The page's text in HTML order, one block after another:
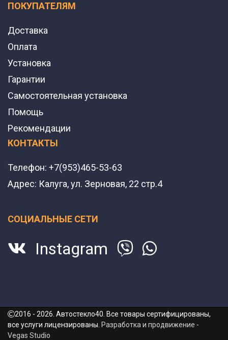
ПОКУПАТЕЛЯМ
Доставка
Оплата
Установка
Гарантии
Самостоятельная установка
Помощь
Рекомендации
КОНТАКТЫ
Телефон: +7(953)465-53-63
Адрес: Калуга, ул. Зерновая, 22 стр.4
СОЦИАЛЬНЫЕ СЕТИ
Instagram
2016 - 2026. Автостекло40. Все товары сертифицированы,
все услуги лицензированы. Разработка и продвижение -
Vegas Studio